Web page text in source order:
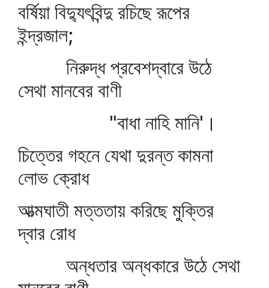
বর্ষিয়া বিদ্যুৎবিন্দু রচিছে রূপের
ইন্দ্রজাল;
নিরুদ্ধ প্রবেশদ্বারে উঠে
সেথা মানবের বাণী
"বাধা নাহি মানি'।
চিত্তের গহনে যেথা দুরন্ত কামনা
লোভ ক্রোধ
আত্মঘাতী মত্ততায় করিছে মুক্তির
দ্বার রোধ
অন্ধতার অন্ধকারে উঠে সেথা